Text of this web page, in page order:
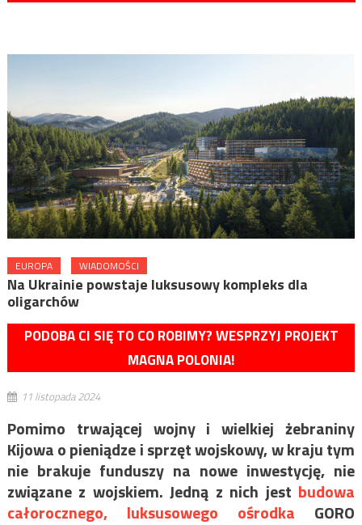
EUROPA WIADOMOŚCI
Na Ukrainie powstaje luksusowy kompleks dla
oligarchów
PODOBA CI SIĘ TO CO ROBIMY? WESPRZYJ PROJEKT
MAGNA POLONIA!
11 listopada 2024
Pomimo trwającej wojny i wielkiej żebraniny
Kijowa o pieniądze i sprzęt wojskowy, w kraju tym
nie brakuje funduszy na nowe inwestycję, nie
związane z wojskiem. Jedną z nich jest budowa
całorocznego, luksusowego ośrodka GORO